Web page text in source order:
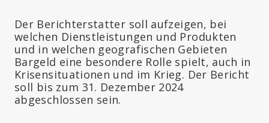
Der Berichterstatter soll aufzeigen, bei
welchen Dienstleistungen und Produkten
und in welchen geografischen Gebieten
Bargeld eine besondere Rolle spielt, auch in
Krisensituationen und im Krieg. Der Bericht
soll bis zum 31. Dezember 2024
abgeschlossen sein.